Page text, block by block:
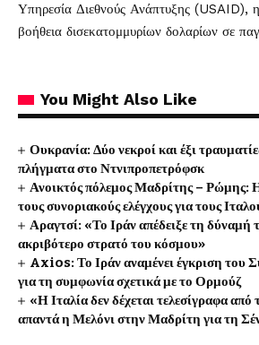
Υπηρεσία Διεθνούς Ανάπτυξης (USAID), η
βοήθεια δισεκατομμυρίων δολαρίων σε
You Might Also Like
Ουκρανία: Δύο νεκροί και έξι
πλήγματα στο Ντνιπροπετρόφσκ
Ανοικτός πόλεμος Μαδρίτης – Ρώμης:
τους συνοριακούς ελέγχους για τους
Αραγτσί: «Το Ιράν απέδειξε τη δύναμή
ακριβότερο στρατό του κόσμου»
Axios: Το Ιράν αναμένει έγκριση του
για τη συμφωνία σχετικά με το Ορμούζ
«Η Ιταλία δεν δέχεται τελεσίγραφα από
απαντά η Μελόνι στην Μαδρίτη για τη